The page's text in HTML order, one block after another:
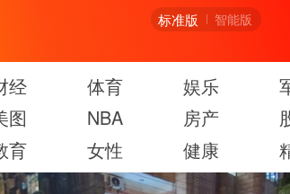
标准版 智能版
经 体育 娱乐
图
NBA 房产
育
女性 健康